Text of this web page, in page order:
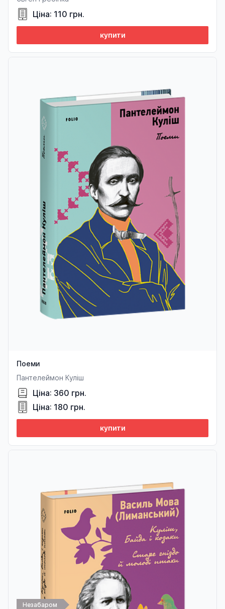
Ціна: 110 грн.
купити
Поеми
Пантелеймон Куліш
Ціна: 360 грн.
Ціна: 180 грн.
купити
Незабаром